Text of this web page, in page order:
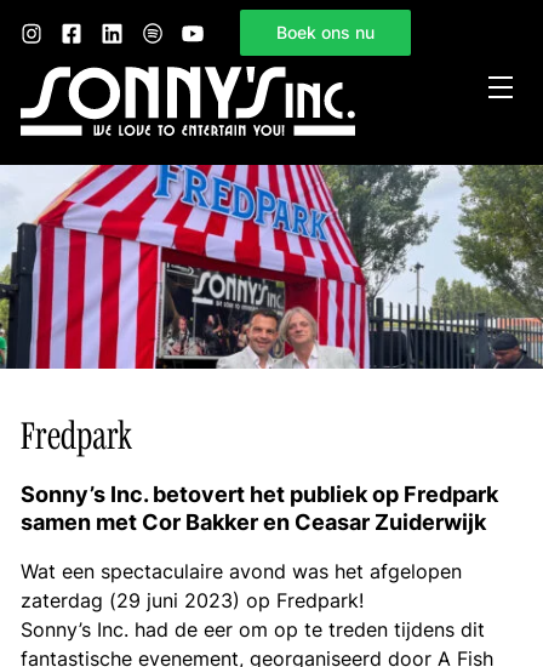
Boek ons nu
Home
Sonny’s Inc.
Mogelijkheden
Gelegenheden
Nieuws
Contact
Fredpark
Sonny’s Inc. betovert het publiek op Fredpark
samen met Cor Bakker en Ceasar Zuiderwijk
Wat een spectaculaire avond was het afgelopen
zaterdag (29 juni 2023) op Fredpark!
Sonny’s Inc. had de eer om op te treden tijdens dit
fantastische evenement, georganiseerd door A Fish